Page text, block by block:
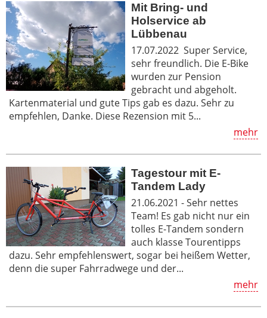
Mit Bring- und
Holservice ab
Lübbenau
17.07.2022 Super Service,
sehr freundlich. Die E-Bike
wurden zur Pension
gebracht und abgeholt.
Kartenmaterial und gute Tips gab es dazu. Sehr zu
empfehlen, Danke. Diese Rezension mit 5...
mehr
Tagestour mit E-
Tandem Lady
21.06.2021 - Sehr nettes
Team! Es gab nicht nur ein
tolles E-Tandem sondern
auch klasse Tourentipps
dazu. Sehr empfehlenswert, sogar bei heißem Wetter,
denn die super Fahrradwege und der...
mehr